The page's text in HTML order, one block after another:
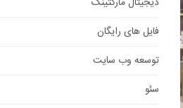
فایل های رایگان
توسعه وب سایت
سئو